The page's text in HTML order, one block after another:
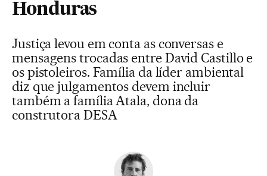
Honduras
Justiça levou em conta as conversas e
mensagens trocadas entre David Castillo e
os pistoleiros. Família da líder ambiental
diz que julgamentos devem incluir
também a família Atala, dona da
construtora DESA